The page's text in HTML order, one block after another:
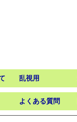
乱視用
よくある質問